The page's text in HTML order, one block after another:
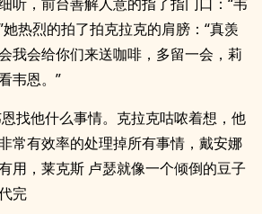
热烈的拍了拍克拉克的肩膀：“真羡
我会给你们来送咖啡，多留一会，莉
韦恩。”
找他什么事情。克拉克咕哝着想，他
常有效率的处理掉所有事情，戴安娜
用，莱克斯 卢瑟就像一个倾倒的豆子
完